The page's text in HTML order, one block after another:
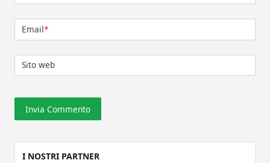
Email*
Sito web
I NOSTRI PARTNER